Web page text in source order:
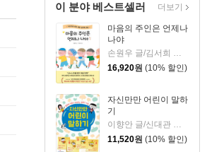
이 분야 베스트셀러
마음의 주인은 언제나
나야
손원우 글/김서희 그림
16,920원 (10% 할인)
자신만만 어린이 말하
기
이향안 글/신대관 그림
11,520원 (10% 할인)
더보기